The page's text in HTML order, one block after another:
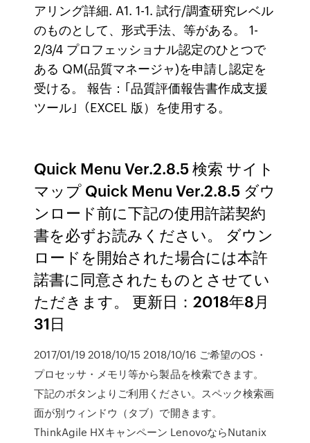
アリング詳細. A1. 1-1. 試行/調査研究レベル
のものとして、形式手法、等がある。 1-
2/3/4 プロフェッショナル認定のひとつで
ある QM(品質マネージャ)を申請し認定を
受ける。 報告：｢品質評価報告書作成支援
ツール｣（EXCEL 版）を使用する。
Quick Menu Ver.2.8.5 検索 サイト
マップ Quick Menu Ver.2.8.5 ダウ
ンロード前に下記の使用許諾契約
書を必ずお読みください。 ダウン
ロードを開始された場合には本許
諾書に同意されたものとさせてい
ただきます。 更新日：2018年8月
31日
2017/01/19 2018/10/15 2018/10/16 ご希望のOS・
プロセッサ・メモリ等から製品を検索できます。
下記のボタンよりご利用ください。スペック検索画
面が別ウィンドウ（タブ）で開きます。
ThinkAgile HXキャンペーン LenovoならNutanix